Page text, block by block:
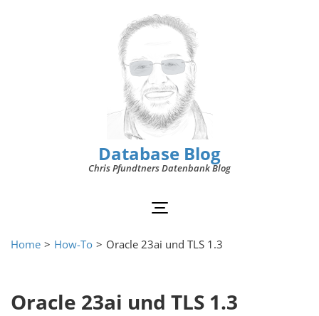
Database Blog
Chris Pfundtners Datenbank Blog
Home > How-To > Oracle 23ai und TLS 1.3
Oracle 23ai und TLS 1.3